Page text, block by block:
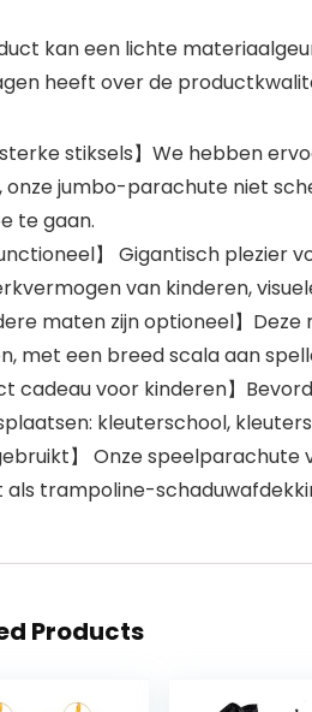
kan een lichte
heeft over de
stiksels】We hebben
onze jumbo-parachute niet
te gaan.
】 Gigantisch
van kinderen,
maten zijn optioneel】
met een breed scala aan
cadeau voor kinderen】
kleuterschool,
】 Onze
als trampoline-
Products